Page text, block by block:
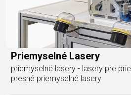
Priemyselné Lasery
priemyselné lasery - lasery pre
presné priemyselné lasery